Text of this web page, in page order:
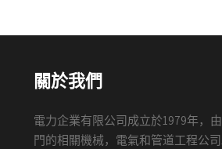
關於我們
電力企業有限公司成立於1979年，
門的相關機械，電氣和管道工程公司